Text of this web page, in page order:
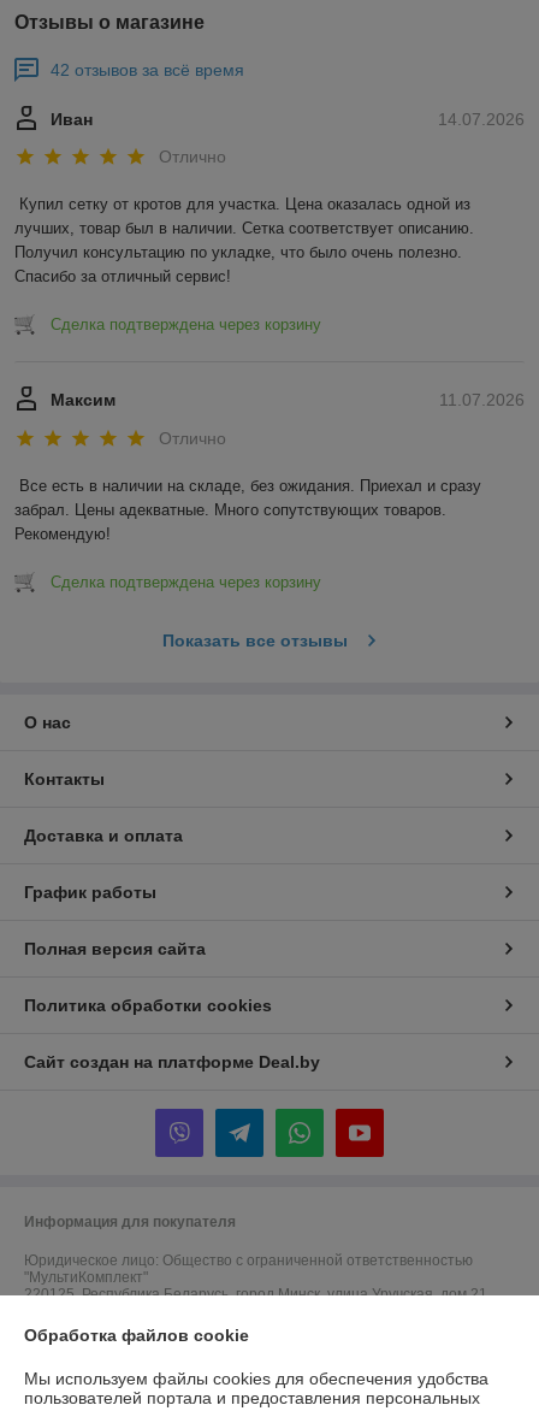
Отзывы о магазине
42 отзывов за всё время
14.07.2026
Иван
Отлично
Купил сетку от кротов для участка. Цена оказалась одной из
лучших, товар был в наличии. Сетка соответствует описанию.
Получил консультацию по укладке, что было очень полезно.
Спасибо за отличный сервис!
Сделка подтверждена через корзину
11.07.2026
Максим
Отлично
Все есть в наличии на складе, без ожидания. Приехал и сразу
забрал. Цены адекватные. Много сопутствующих товаров.
Рекомендую!
Сделка подтверждена через корзину
Показать все отзывы
О нас
Контакты
Доставка и оплата
График работы
Полная версия сайта
Политика обработки cookies
Сайт создан на платформе Deal.by
Информация для покупателя
Юридическое лицо: Общество с ограниченной ответственностью
"МультиКомплект"
220125, Республика Беларусь, город Минск, улица Уручская, дом 21,
Регистрационный номер ЕГР: 192827744
УНП: 192827744
Обработка файлов cookie
Мы используем файлы cookies для обеспечения удобства
пользователей портала и предоставления персональных